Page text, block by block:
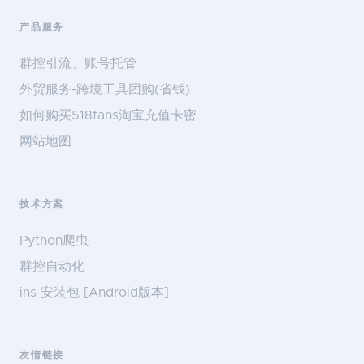
产品服务
群控引流、账号托管
外贸服务-跨境工具团购(省钱)
如何购买518fans淘宝充值卡密
网站地图
技术方案
Python爬虫
群控自动化
ins 安装包 [Android版本]
友情链接